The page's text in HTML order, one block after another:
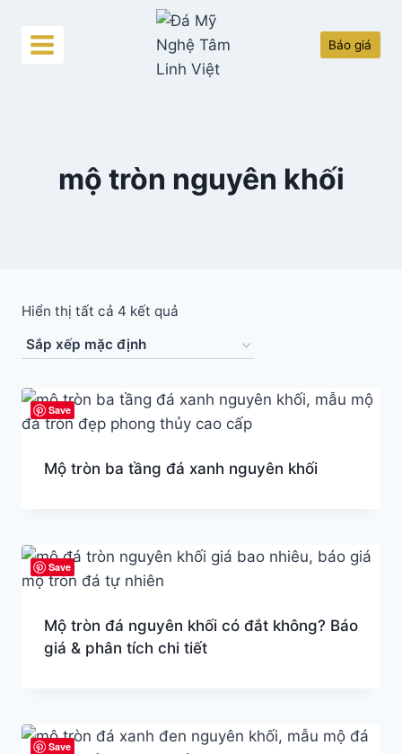
content
Báo giá
mộ tròn nguyên khối
Hiển thị tất cả 4 kết quả
Save
Mộ tròn ba tầng đá xanh nguyên khối
Save
Mộ tròn đá nguyên khối có đắt không? Báo
giá & phân tích chi tiết
Save